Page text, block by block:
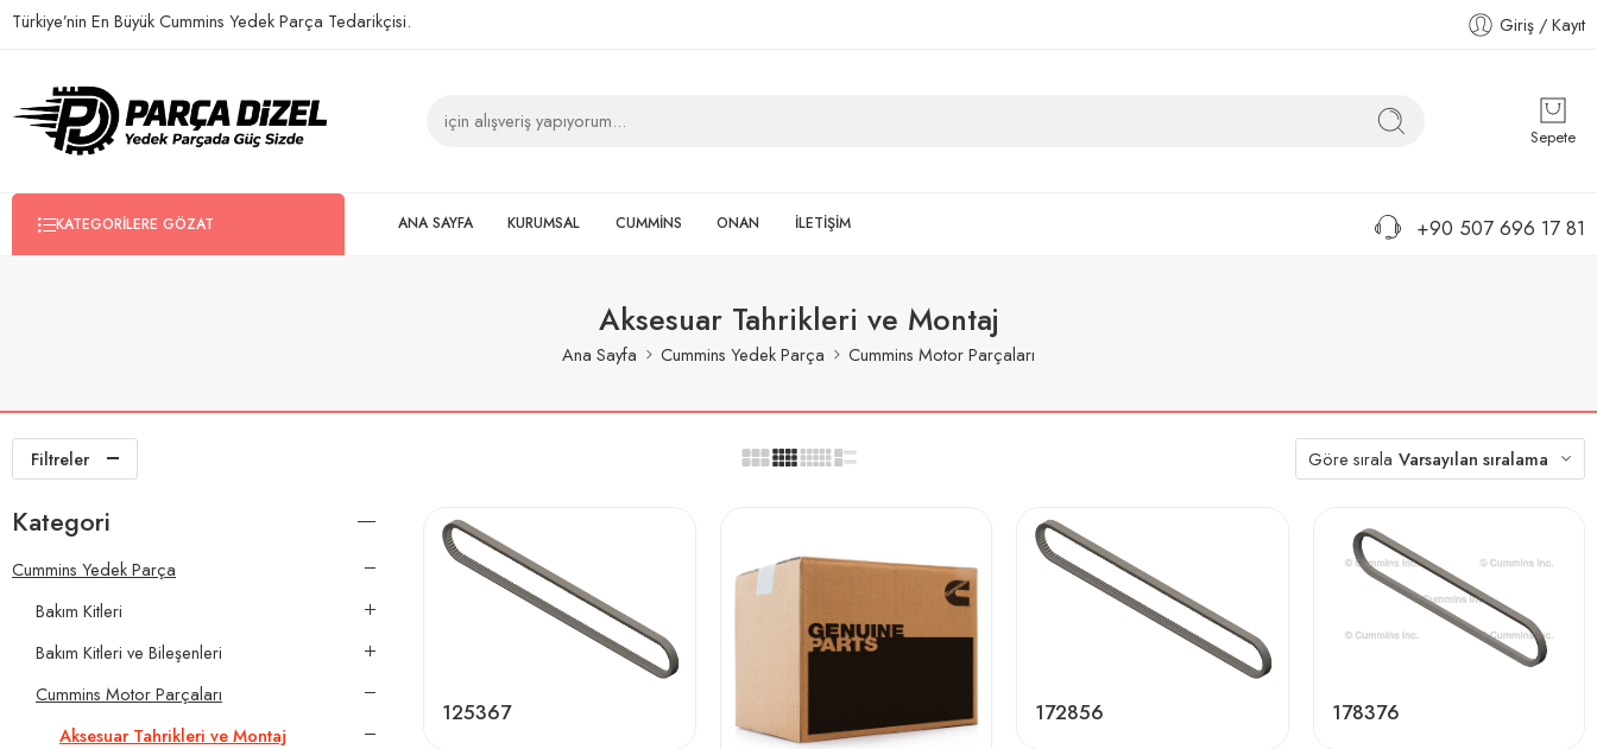
Türkiye’nin En Büyük Cummins Yedek Parça Tedarikçisi. Giriş / Kayıt
Sepete
KATEGORILERE GÖZAT ANA SAYFA KURUMSAL CUMMİNS ONAN İLETİŞİM +90 507 696 17 81
Aksesuar Tahrikleri ve Montaj
Ana Sayfa Cummins Yedek Parça Cummins Motor Parçaları
Filtreler Göre sırala Varsayılan sıralama
125367 172856 178376
Kategori
Cummins Yedek Parça
Bakım Kitleri
Bakım Kitleri ve Bileşenleri
Cummins Motor Parçaları
Aksesuar Tahrikleri ve Montaj